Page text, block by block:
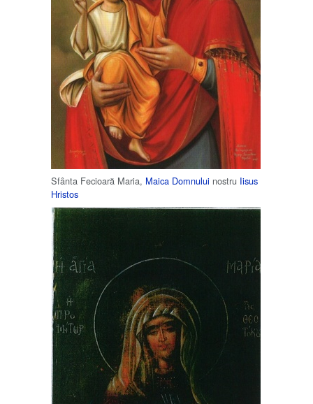
Sfânta Fecioară Maria, Maica Domnului nostru Iisus
Hristos